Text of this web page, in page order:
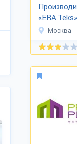
«ERA Teks»
Москва